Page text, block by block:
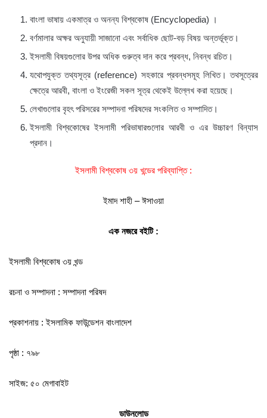
বাংলা ভাষায় একমাত্র ও অনন্য বিশ্বকোষ (Encyclopedia) ।
বর্ণমালার অক্ষর অনুযায়ী সাজানো এবং সর্বাধিক ছোট-বড় বিষয় অন্তর্ভূক্ত।
ইসলামী বিষয়গুলোর উপর অধিক গুরুত্ব দান করে প্রবন্ধ, নিবন্ধ রচিত।
যথোপযুক্ত তথ্যসূত্র (reference) সহকারে প্রবন্ধসমূহ লিখিত। তথসূত্রের
ক্ষেত্রে আরবী, বাংলা ও ইংরেজী সকল সূত্র থেকেই উল্লেখ করা হয়েছে।
লেখাগুলোর বৃহৎ পরিসরের সম্পাদনা পরিষদের সংকলিত ও সম্পাদিত।
ইসলামী বিশ্বকোষের ইসলামী পরিভাষারগুলোর আরবী ও এর উচ্চারণ বিন্যাস
প্রদান।
ইসলামী বিশ্বকোষ ৩য় খন্ডের পরিব্যাপ্তি :
ইমাদ শাহী – ঈসাওয়া
এক নজরে বইটি :
ইসলামী বিশ্বকোষ ৩য় খন্ড
রচনা ও সম্পাদনা : সম্পাদনা পরিষদ
প্রকাশনায় : ইসলামিক ফাউন্ডেশন বাংলাদেশ
পৃষ্ঠা : ৭৯৮
সাইজ: ৫০ মেগাবাইট
ডাউনলোড